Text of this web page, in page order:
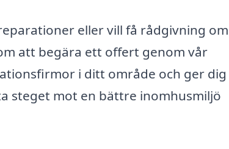
eller vill få rådgivning om
att begära ett offert genom vår
i ditt område och ger dig
steget mot en bättre inomhusmiljö